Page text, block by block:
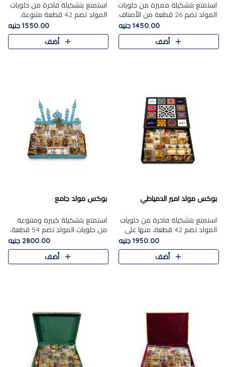
استمتع بتشكيلة مميزة من حلويات
المولد تضم 26 قطعة من الأصناف
الشرقية المتنوعة......1450.00 جنيه
أضف
استمتع بتشكيلة فاخرة من حلويات
المولد تضم 42 قطعة متنوعة،
1550.00 جنيه
أضف
بوكس مولد امير الدمياطي
استمتع بتشكيلة فاخرة من حلويات
المولد تضم 42 قطعة، منها علي
بابا بالمكسرات، الجزرية بالفول....
1950.00 جنيه
أضف
بوكس مولد جامع
استمتع بتشكيلة كبيرة ومتنوعة
من حلويات المولد تضم 54 قطعة،
منها الجزرية بالفول والبندق، علي
بابا بالمكسرات، الملبن.....
2800.00 جنيه
أضف